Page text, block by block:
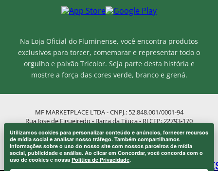
×
Onde eu sou de casa.
Laranjeiras 1902.
Utilizamos cookies para personalizar conteúdo e anúncios, fornecer recursos
de mídia social e analisar nosso tráfego. Também compartilhamos
informações sobre o uso do nosso site com nossos parceiros de mídia
social, publicidade e análise. Ao clicar em Concordar, você concorda com o
uso de cookies e nossa Política de Privacidade.
Na Loja Oficial do Fluminense, você encontra produtos
exclusivos para torcer, comemorar e representar todo o
orgulho e paixão Tricolor. Seja parte desta história e
mostre a força das cores verde, branco e grená.
MF MARKETPLACE LTDA - CNPJ.: 52.848.001/0001-94
Rua Jose de Figueiredo - Barra da Tijuca - RJ CEP: 22793-170
Atendimento ao Cliente: atendimento@lojaflu.com.br / (21) 98808-
9954
Atendimento de 8:00h as 12:00h e 14:00h as 17:00h de segunda a
sexta.